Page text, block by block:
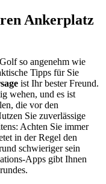
Ankerplatz
so angenehm wie
Tipps für Sie
ist Ihr bester Freund.
wehen, und es ist
die vor den
Sie zuverlässige
Achten Sie immer
in der Regel den
schwieriger sein
Apps gibt Ihnen